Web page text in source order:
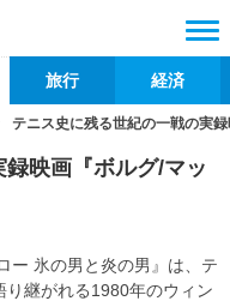
旅行 経済
テニス史に残る世紀の一戦の実
映画『ボルグ/マッ
ー 氷の男と炎の男』は、テ
り継がれる1980年のウィン